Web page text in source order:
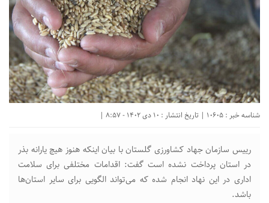
شناسه خبر : 10605 | تاریخ انتشار : 10 دی 1402 - 8:57 |
رییس سازمان جهاد کشاورزی گلستان با بیان اینکه هنوز هیچ یارانه بذر
در استان پرداخت نشده است گفت: اقدامات مختلفی برای سلامت
اداری در این نهاد انجام شده که می‌تواند الگویی برای سایر استان‌ها
باشد.